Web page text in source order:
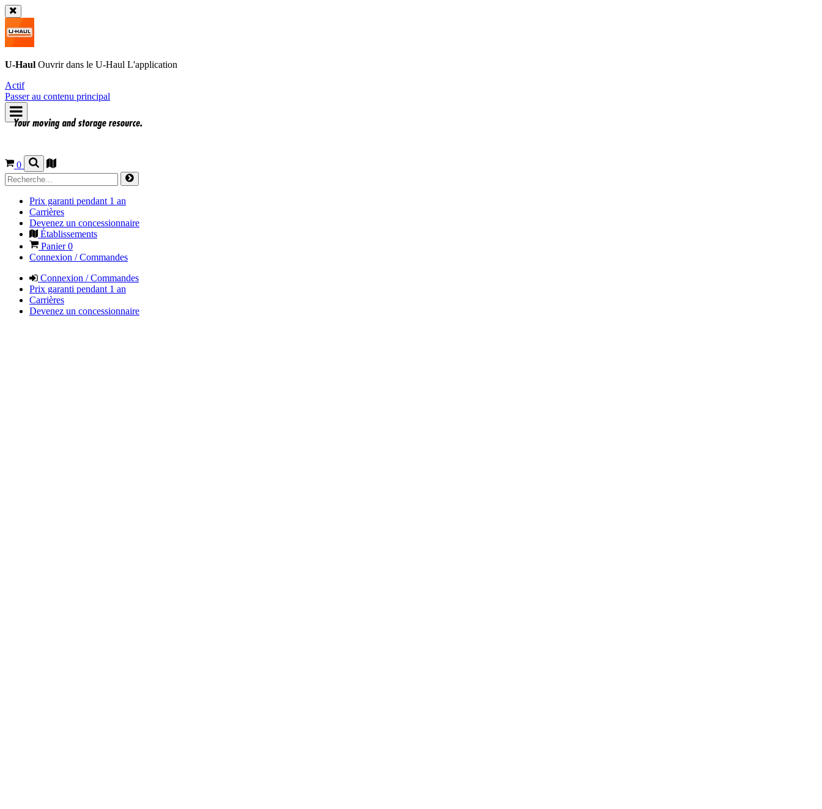
U-Haul Ouvrir dans le U-Haul L'application
Actif
Passer au contenu principal
0
Prix garanti pendant 1 an
Carrières
Devenez un concessionnaire
Établissements
Panier0
Connexion / Commandes
Connexion / Commandes
Prix garanti pendant 1 an
Carrières
Devenez un concessionnaire